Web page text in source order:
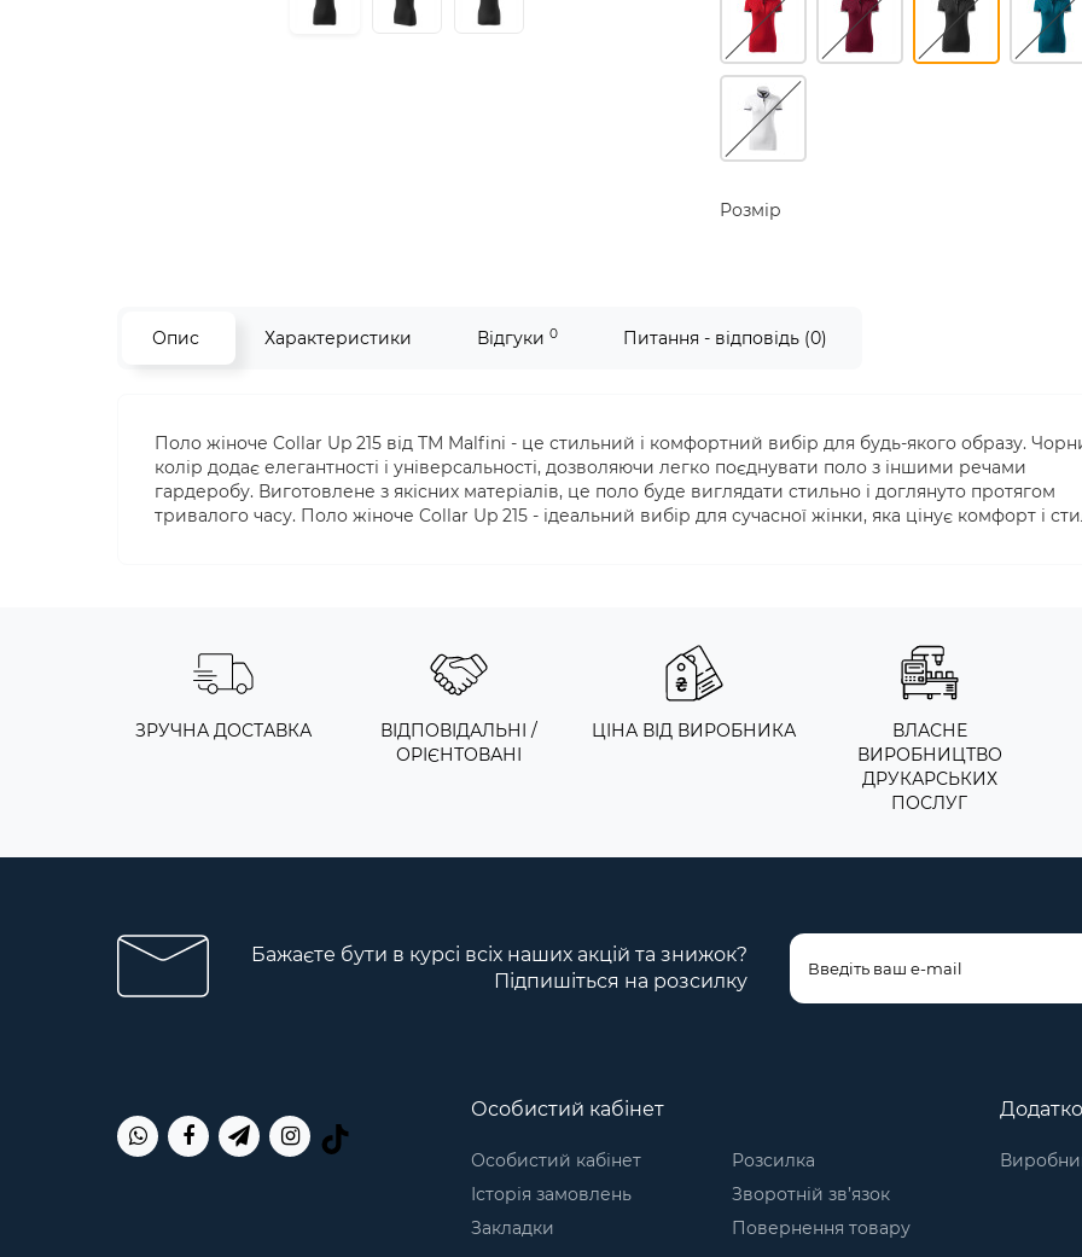
Розмір
Опис Характеристики Відгуки 0 Питання - відповідь (0)
Поло жіноче Collar Up 215 від ТМ Malfini - це стильний і комфортний вибір для будь-якого образу.
колір додає елегантності і універсальності, дозволяючи легко поєднувати поло з іншими речами
гардеробу. Виготовлене з якісних матеріалів, це поло буде виглядати стильно і доглянуто протягом
тривалого часу. Поло жіноче Collar Up 215 - ідеальний вибір для сучасної жінки, яка цінує комфорт і
ЗРУЧНА ДОСТАВКА
ВІДПОВІДАЛЬНІ /
ОРІЄНТОВАНІ
ЦІНА ВІД ВИРОБНИКА
ВЛАСНЕ
ВИРОБНИЦТВО
ДРУКАРСЬКИХ
ПОСЛУГ
Бажаєте бути в курсі всіх наших акцій та знижок?
Підпишіться на розсилку
Особистий кабінет
Особистий кабінет
Історія замовлень
Закладки
Розсилка
Зворотній зв’язок
Повернення товару